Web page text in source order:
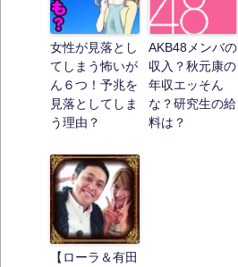
女性が見落とし
てしまう怖いが
ん６つ！予兆を
見落としてしま
う理由？
AKB48メンバの
収入？秋元康の
年収エッそん
な？研究生の給
料は？
【ローラ＆有田